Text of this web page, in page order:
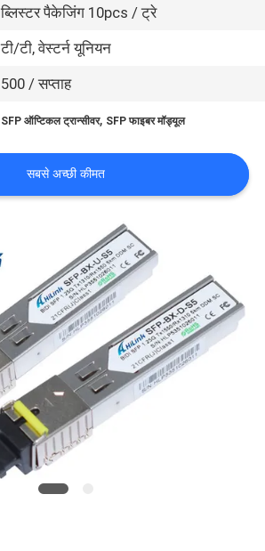
ब्लिस्टर पैकेजिंग 10pcs / ट्रे
टी/टी, वेस्टर्न यूनियन
500 / सप्ताह
SFP ऑप्टिकल ट्रान्सीवर, SFP फाइबर मॉड्यूल
सबसे अच्छी कीमत